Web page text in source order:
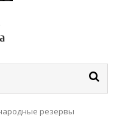
резервы